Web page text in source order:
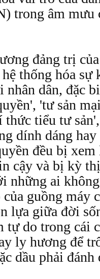
trong âm mưu
đảng trị
thống hóa
nhân dân, đặc
'tư sản
thức tiểu tư
dính dáng
đều bị
cậy và bị kỳ
những ai
của guồng máy
lựa giữa đời
tự do trong cái
ly hương để
dầu phải